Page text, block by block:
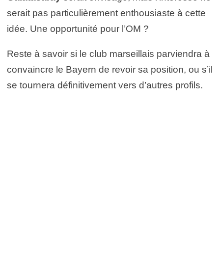
serait pas particulièrement enthousiaste à cette
idée. Une opportunité pour l’OM ?
Reste à savoir si le club marseillais parviendra à
convaincre le Bayern de revoir sa position, ou s’il
se tournera définitivement vers d’autres profils.